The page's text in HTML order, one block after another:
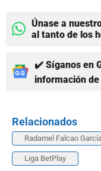
Únase a
al tanto de los
✔️ Síganos en
información
Relacionados
Radamel Falcao García
Liga BetPlay